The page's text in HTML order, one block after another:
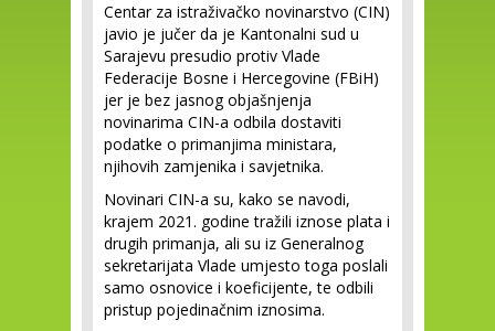
Centar za istraživačko novinarstvo (CIN)
javio je jučer da je Kantonalni sud u
Sarajevu presudio protiv Vlade
Federacije Bosne i Hercegovine (FBiH)
jer je bez jasnog objašnjenja
novinarima CIN-a odbila dostaviti
podatke o primanjima ministara,
njihovih zamjenika i savjetnika.
Novinari CIN-a su, kako se navodi,
krajem 2021. godine tražili iznose plata i
drugih primanja, ali su iz Generalnog
sekretarijata Vlade umjesto toga poslali
samo osnovice i koeficijente, te odbili
pristup pojedinačnim iznosima.